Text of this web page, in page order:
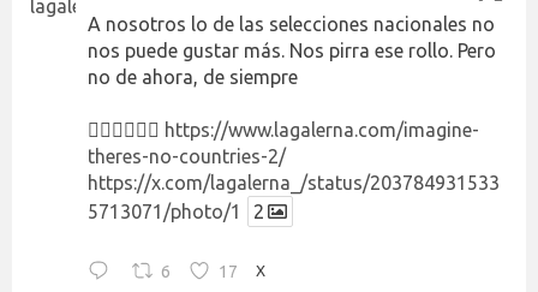
A nosotros lo de las selecciones nacionales no
nos puede gustar más. Nos pirra ese rollo. Pero
no de ahora, de siempre
👉🏻👉🏻👉🏻 https://www.lagalerna.com/imagine-
theres-no-countries-2/
https://x.com/lagalerna_/status/203784931533
5713071/photo/1
2
6 17 X